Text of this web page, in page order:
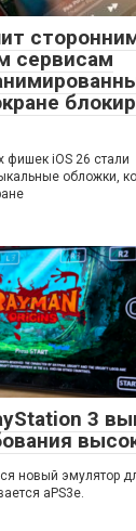
сервисам
фишек iOS 26 стали
обложки,
3
новый эмулятор
aPS3e.